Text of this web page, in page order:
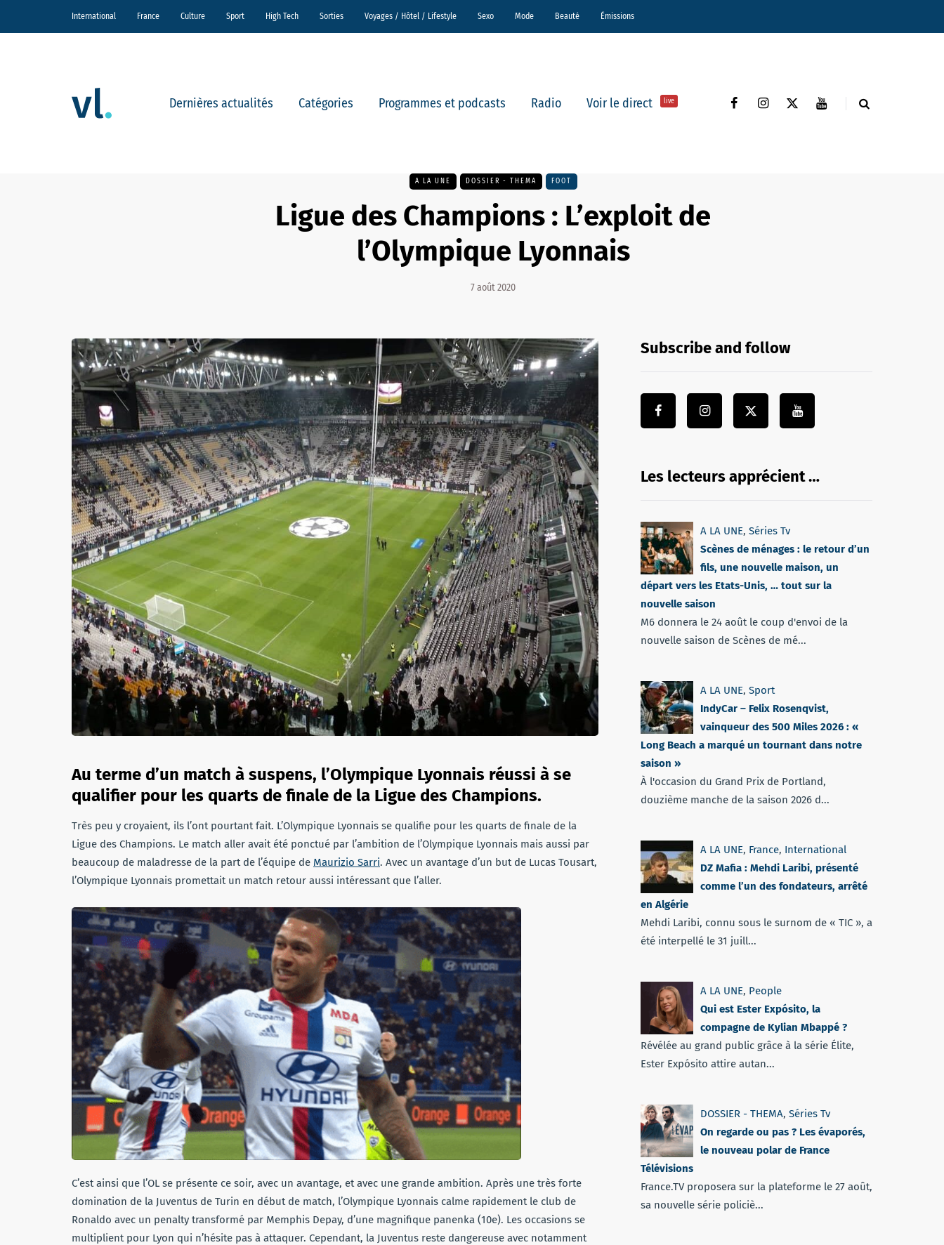
International France Culture Sport High Tech Sorties Voyages / Hôtel / Lifestyle Sexo Mode Beauté Émissions
Dernières actualités Catégories Programmes et podcasts Radio Voir le direct live
A LA UNE DOSSIER - THEMA FOOT
Ligue des Champions : L’exploit de
l’Olympique Lyonnais
7 août 2020
Au terme d’un match à suspens, l’Olympique Lyonnais réussi à se
qualifier pour les quarts de finale de la Ligue des Champions.
Très peu y croyaient, ils l’ont pourtant fait. L’Olympique Lyonnais se qualifie pour les quarts de finale de la
Ligue des Champions. Le match aller avait été ponctué par l’ambition de l’Olympique Lyonnais mais aussi par
beaucoup de maladresse de la part de l’équipe de Maurizio Sarri. Avec un avantage d’un but de Lucas Tousart,
l’Olympique Lyonnais promettait un match retour aussi intéressant que l’aller.
C’est ainsi que l’OL se présente ce soir, avec un avantage, et avec une grande ambition. Après une très forte
domination de la Juventus de Turin en début de match, l’Olympique Lyonnais calme rapidement le club de
Ronaldo avec un penalty transformé par Memphis Depay, d’une magnifique panenka (10e). Les occasions se
multiplient pour Lyon qui n’hésite pas à attaquer. Cependant, la Juventus reste dangereuse avec notamment
Subscribe and follow
Les lecteurs apprécient …
A LA UNE, Séries Tv
Scènes de ménages : le retour d’un
fils, une nouvelle maison, un
départ vers les Etats-Unis, … tout sur la
nouvelle saison
M6 donnera le 24 août le coup d'envoi de la
nouvelle saison de Scènes de mé...
A LA UNE, Sport
IndyCar – Felix Rosenqvist,
vainqueur des 500 Miles 2026 : «
Long Beach a marqué un tournant dans notre
saison »
À l'occasion du Grand Prix de Portland,
douzième manche de la saison 2026 d...
A LA UNE, France, International
DZ Mafia : Mehdi Laribi, présenté
comme l’un des fondateurs, arrêté
en Algérie
Mehdi Laribi, connu sous le surnom de « TIC », a
été interpellé le 31 juill...
A LA UNE, People
Qui est Ester Expósito, la
compagne de Kylian Mbappé ?
Révélée au grand public grâce à la série Élite,
Ester Expósito attire autan...
DOSSIER - THEMA, Séries Tv
On regarde ou pas ? Les évaporés,
le nouveau polar de France
Télévisions
France.TV proposera sur la plateforme le 27 août,
sa nouvelle série policiè...